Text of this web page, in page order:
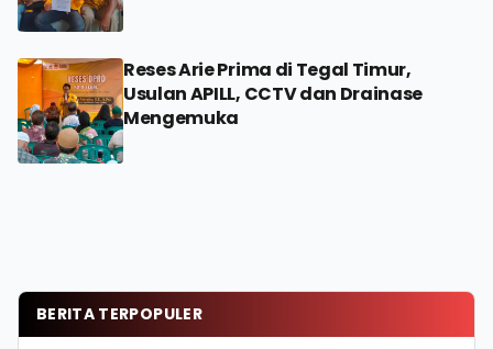
Reses Arie Prima di Tegal Timur,
Usulan APILL, CCTV dan Drainase
Mengemuka
BERITA TERPOPULER